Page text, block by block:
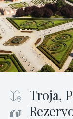
Troja,